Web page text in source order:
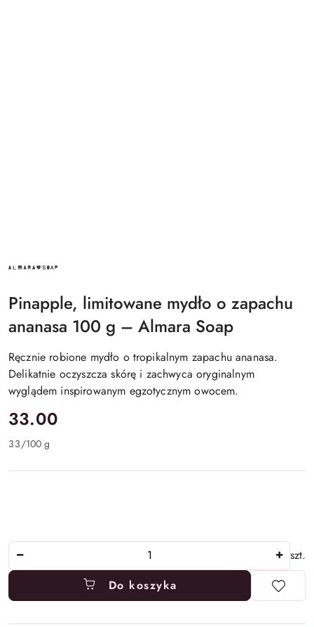
ALMARA
SOAP
Pinapple, limitowane mydło o zapachu
ananasa 100 g – Almara Soap
Ręcznie robione mydło o tropikalnym zapachu ananasa.
Delikatnie oczyszcza skórę i zachwyca oryginalnym
wyglądem inspirowanym egzotycznym owocem.
cena:
33.00
33/100 g
szt.
Do koszyka